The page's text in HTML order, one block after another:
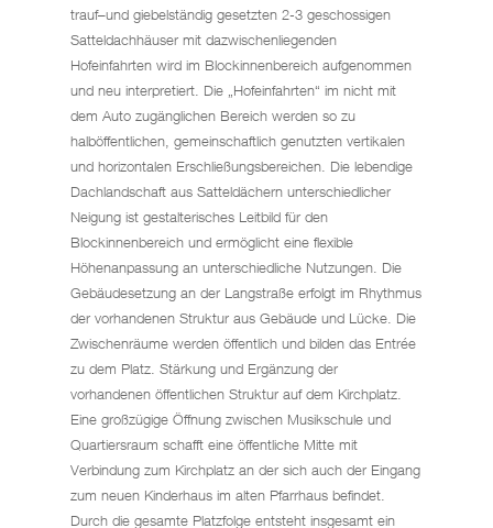
trauf–und giebelständig gesetzten 2-3 geschossigen
Satteldachhäuser mit dazwischenliegenden
Hofeinfahrten wird im Blockinnenbereich aufgenommen
und neu interpretiert. Die „Hofeinfahrten“ im nicht mit
dem Auto zugänglichen Bereich werden so zu
halböffentlichen, gemeinschaftlich genutzten vertikalen
und horizontalen Erschließungsbereichen. Die lebendige
Dachlandschaft aus Satteldächern unterschiedlicher
Neigung ist gestalterisches Leitbild für den
Blockinnenbereich und ermöglicht eine flexible
Höhenanpassung an unterschiedliche Nutzungen. Die
Gebäudesetzung an der Langstraße erfolgt im Rhythmus
der vorhandenen Struktur aus Gebäude und Lücke. Die
Zwischenräume werden öffentlich und bilden das Entrée
zu dem Platz. Stärkung und Ergänzung der
vorhandenen öffentlichen Struktur auf dem Kirchplatz.
Eine großzügige Öffnung zwischen Musikschule und
Quartiersraum schafft eine öffentliche Mitte mit
Verbindung zum Kirchplatz an der sich auch der Eingang
zum neuen Kinderhaus im alten Pfarrhaus befindet.
Durch die gesamte Platzfolge entsteht insgesamt ein